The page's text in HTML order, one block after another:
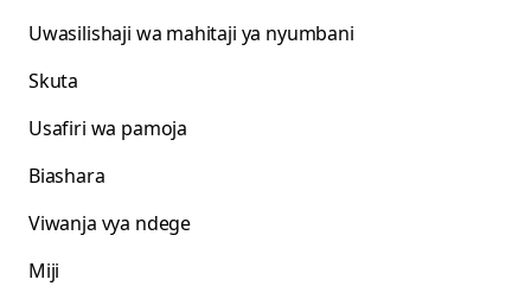
Uwasilishaji wa mahitaji ya nyumbani
Skuta
Usafiri wa pamoja
Biashara
Viwanja vya ndege
Miji